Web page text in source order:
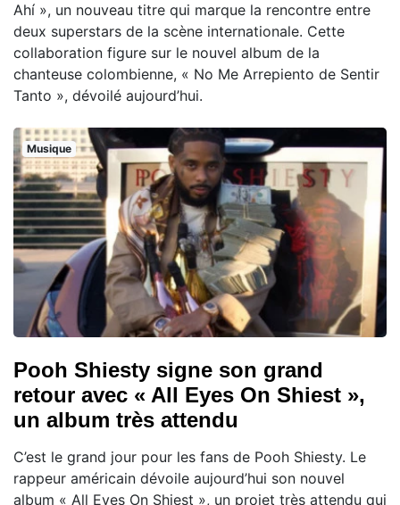
Ahí », un nouveau titre qui marque la rencontre entre
deux superstars de la scène internationale. Cette
collaboration figure sur le nouvel album de la
chanteuse colombienne, « No Me Arrepiento de Sentir
Tanto », dévoilé aujourd’hui.
Musique
Pooh Shiesty signe son grand
retour avec « All Eyes On Shiest »,
un album très attendu
C’est le grand jour pour les fans de Pooh Shiesty. Le
rappeur américain dévoile aujourd’hui son nouvel
album « All Eyes On Shiest », un projet très attendu qui